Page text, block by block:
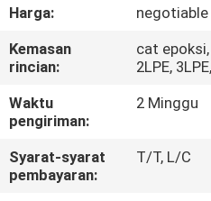
KONTROL
KUALITAS
HUBUNGI
KAMI
Harga:
negotiable
Kemasan
rincian:
cat
2LPE, 3LPE,
Waktu
pengiriman:
2 Minggu
Syarat-syarat
pembayaran:
T/T, L/C